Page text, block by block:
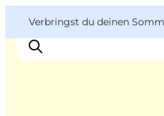
Verbringst du deinen
VisitFyn
Deutsch